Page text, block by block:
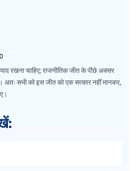
याद रखना चाहिए; राजनीतिक जीत के पीछे अक्सर
अतः सभी को इस जीत को एक सत्‍कार नहीं मानकर,